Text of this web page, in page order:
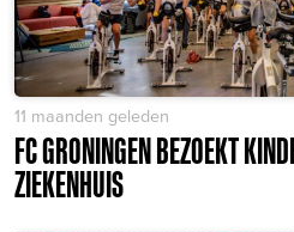
11 maanden geleden
FC GRONINGEN BEZOEKT
ZIEKENHUIS